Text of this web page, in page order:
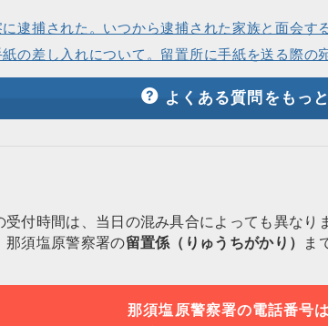
逮捕された。いつから逮捕された家族と面会す
の差し入れについて。留置所に手紙を送る際の
よくある質問をもっ
付時間は、当日の混み具合によっても異なり
那須塩原警察署の留置係（りゅうちがかり） ま
那須塩原警察署の電話番号